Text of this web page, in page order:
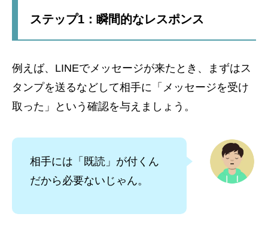
ステップ1：瞬間的なレスポンス
例えば、LINEでメッセージが来たとき、まずはス
タンプを送るなどして相手に「メッセージを受け
取った」という確認を与えましょう。
相手には「既読」が付くん
だから必要ないじゃん。